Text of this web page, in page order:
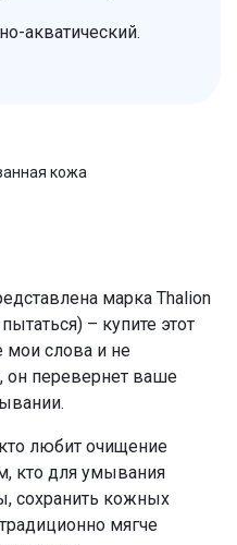
акватический.
кожа
марка Thalion
– купите этот
слова и не
он перевернет ваше
любит очищение
кто для умывания
сохранить кожных
мягче